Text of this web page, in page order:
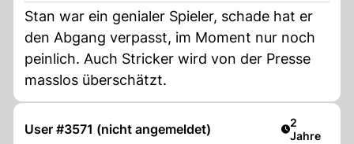
Stan war ein genialer Spieler, schade hat er
den Abgang verpasst, im Moment nur noch
peinlich. Auch Stricker wird von der Presse
masslos überschätzt.
User #3571 (nicht angemeldet) Artikel
2
Jahre